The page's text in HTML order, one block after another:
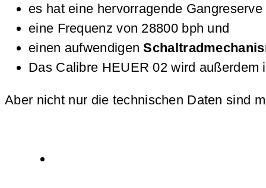
es hat eine hervorragende
eine Frequenz von 28800 bph und
einen aufwendigen
Das Calibre HEUER 02 wird
Aber nicht nur die technischen Daten sind